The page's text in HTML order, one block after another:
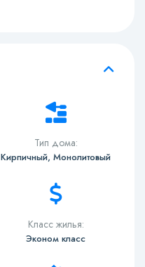
Тип дома:
Кирпичный, Монолитовый
Класс жилья:
Эконом класс